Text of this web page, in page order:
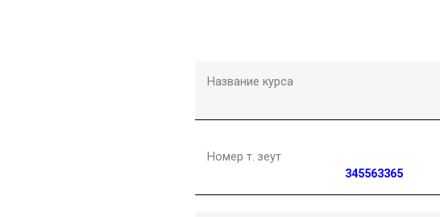
Название курса
Номер т. зеут
345563365